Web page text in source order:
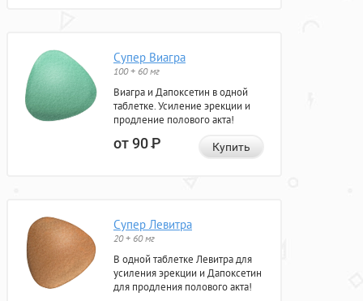
Супер Виагра
100 + 60 мг
Виагра и Дапоксетин в одной
таблетке. Усиление эрекции и
продление полового акта!
от 90Р Купить
Супер Левитра
20 + 60 мг
В одной таблетке Левитра для
усиления эрекции и Дапоксетин
для продления полового акта!